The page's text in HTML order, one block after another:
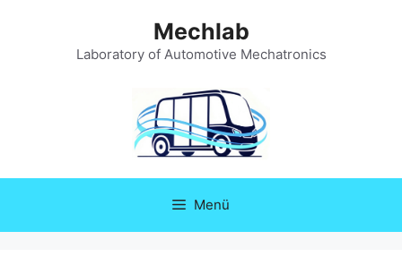
Mechlab
Laboratory of Automotive Mechatronics
Menü